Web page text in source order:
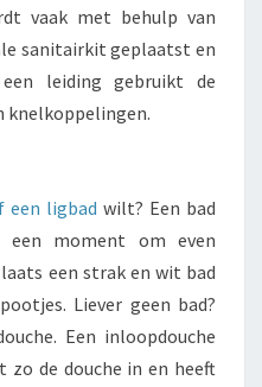
vaak met behulp van
sanitairkit geplaatst en
leiding gebruikt de
knelkoppelingen.
een ligbad wilt? Een bad
moment om even
een strak en wit bad
Liever geen bad?
Een inloopdouche
zo de douche in en heeft